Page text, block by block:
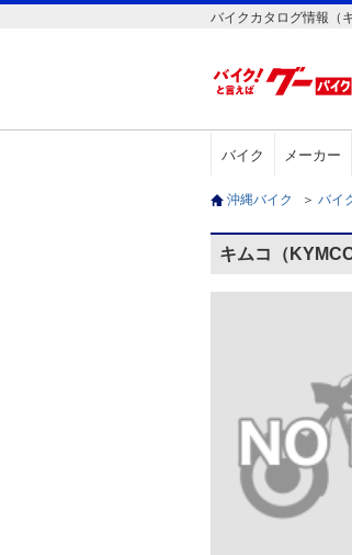
バイクカタログ情報（
バイク メーカー
沖縄バイク ＞ バイ
キムコ（